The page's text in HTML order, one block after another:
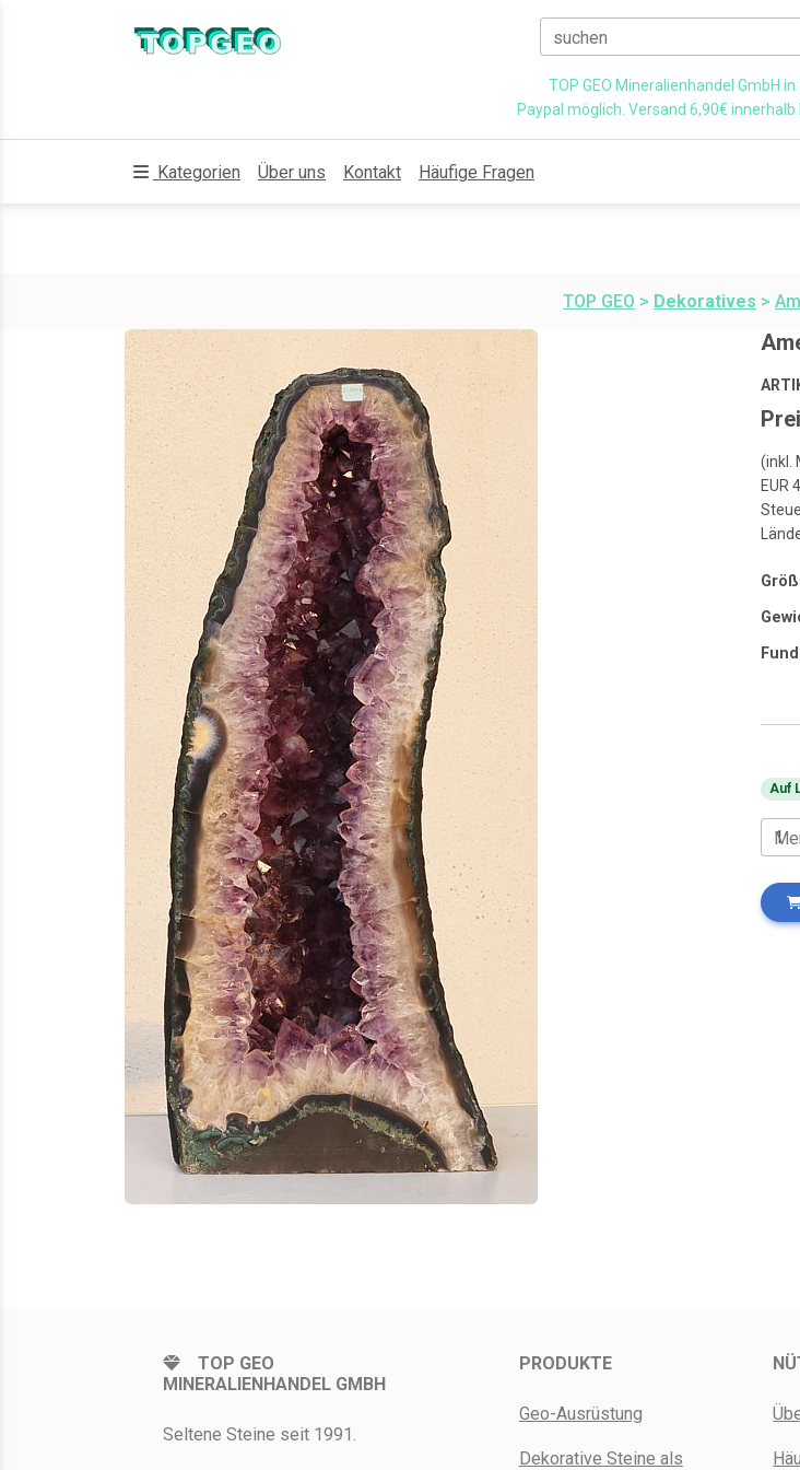
suchen
TOP GEO Mineralienhandel GmbH
Paypal möglich. Versand 6,90€
Kategorien Über uns Kontakt Häufige Fragen
TOP GEO > Dekoratives >
(inkl.
EUR
Auf
TOP GEO
MINERALIENHANDEL GMBH
Seltene Steine seit 1991.
PRODUKTE
Geo-Ausrüstung
Dekorative Steine als